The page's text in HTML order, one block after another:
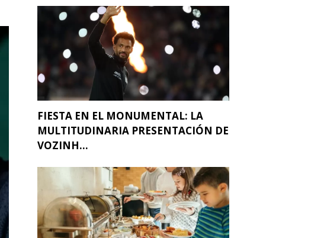
FIESTA EN EL MONUMENTAL: LA
MULTITUDINARIA PRESENTACIÓN DE
VOZINH...